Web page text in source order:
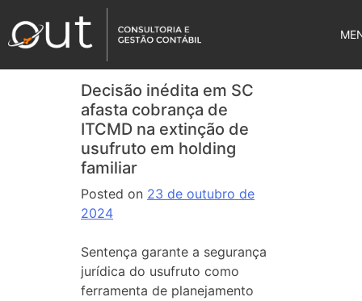
Decisão inédita em SC
afasta cobrança de
ITCMD na extinção de
usufruto em holding
familiar
Posted on 23 de outubro de
2024
Sentença garante a segurança
jurídica do usufruto como
ferramenta de planejamento